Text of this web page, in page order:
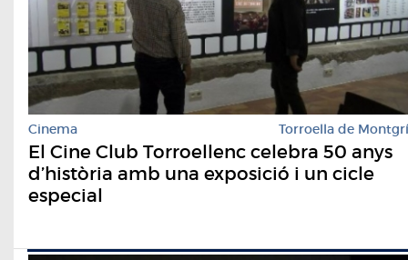
Cinema Torroella de Montgrí
​El Cine Club Torroellenc celebra 50 anys
d’història amb una exposició i un cicle
especial